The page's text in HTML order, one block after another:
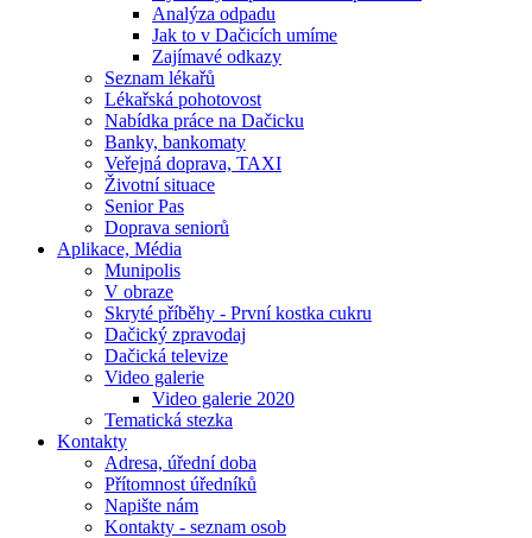
Analýza odpadu
Jak to v Dačicích umíme
Zajímavé odkazy
Seznam lékařů
Lékařská pohotovost
Nabídka práce na Dačicku
Banky, bankomaty
Veřejná doprava, TAXI
Životní situace
Senior Pas
Doprava seniorů
Aplikace, Média
Munipolis
V obraze
Skryté příběhy - První kostka cukru
Dačický zpravodaj
Dačická televize
Video galerie
Video galerie 2020
Tematická stezka
Kontakty
Adresa, úřední doba
Přítomnost úředníků
Napište nám
Kontakty - seznam osob